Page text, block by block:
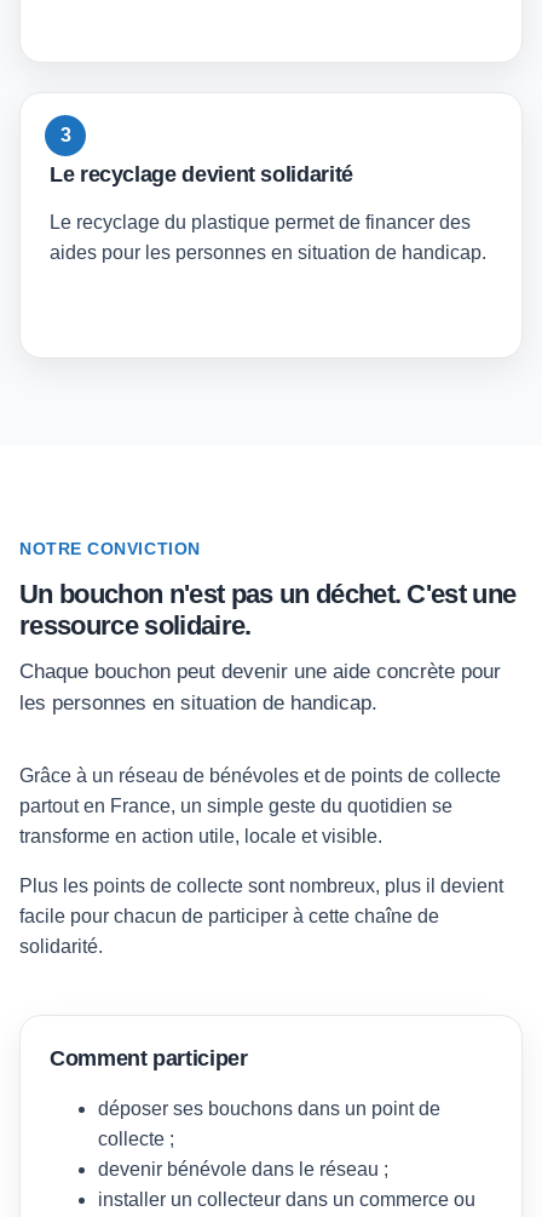
3
Le recyclage devient solidarité
Le recyclage du plastique permet de financer des
aides pour les personnes en situation de handicap.
NOTRE CONVICTION
Un bouchon n'est pas un déchet. C'est une
ressource solidaire.
Chaque bouchon peut devenir une aide concrète pour
les personnes en situation de handicap.
Grâce à un réseau de bénévoles et de points de collecte
partout en France, un simple geste du quotidien se
transforme en action utile, locale et visible.
Plus les points de collecte sont nombreux, plus il devient
facile pour chacun de participer à cette chaîne de
solidarité.
Comment participer
déposer ses bouchons dans un point de
collecte ;
devenir bénévole dans le réseau ;
installer un collecteur dans un commerce ou